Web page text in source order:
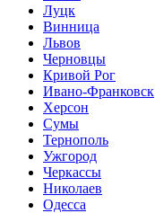
Луцк
Винница
Львов
Черновцы
Кривой Рог
Ивано-Франковск
Херсон
Сумы
Тернополь
Ужгород
Черкассы
Николаев
Одесса